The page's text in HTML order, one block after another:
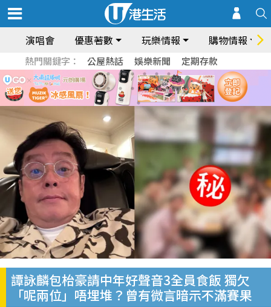
演唱會 優惠著數 玩樂情報 購物情報
熱門關鍵字： 公屋熱話 娛樂新聞 定期存款
譚詠麟包枱豪請中年好聲音3全員食飯 獨欠
「呢兩位」唔埋堆？曾有微言暗示不滿賽果